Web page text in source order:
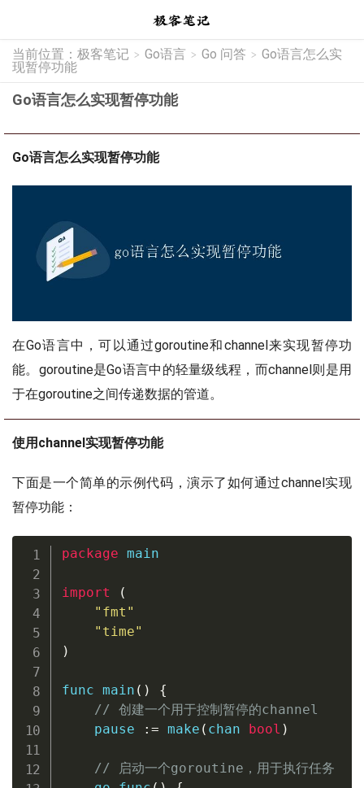
当前位置： 极客笔记 > Go语言 > Go 问答 > Go语言怎么实
现暂停功能
Go语言怎么实现暂停功能
Go语言怎么实现暂停功能
在Go语言中，可以通过goroutine和channel来实现暂停功
能。goroutine是Go语言中的轻量级线程，而channel则是用
于在goroutine之间传递数据的管道。
使用channel实现暂停功能
下面是一个简单的示例代码，演示了如何通过channel实现
暂停功能：
package main
import
(
"fmt"
"time"
)
func main ( )
{
// 创建一个用于控制暂停的channel
    pause
:= make ( chan bool )
// 启动一个goroutine，用于执行任务